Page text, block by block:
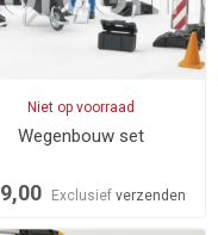
Niet op voorraad
Wegenbouw set
Exclusiefverzenden